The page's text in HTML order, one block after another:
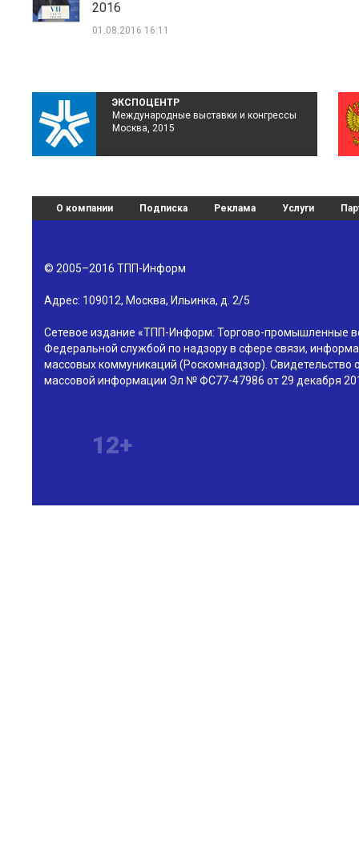
2016
01.08.2016 16:11
ЭКСПОЦЕНТР
Международные выставки и конгрессы
Москва, 2015
О компании Подписка Реклама Услуги
© 2005–2016 ТПП-Информ
Адрес: 109012, Москва, Ильинка, д. 2/5
Сетевое издание «ТПП-Информ: Торгово-промышленные
Федеральной службой по надзору в сфере связи,
массовых коммуникаций (Роскомнадзор). Свидетельство
массовой информации Эл № ФС77-47986 от 29 декабря
12+